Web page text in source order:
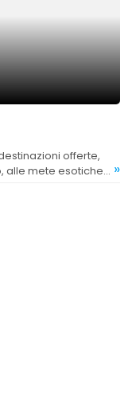
alle mete esotiche
»